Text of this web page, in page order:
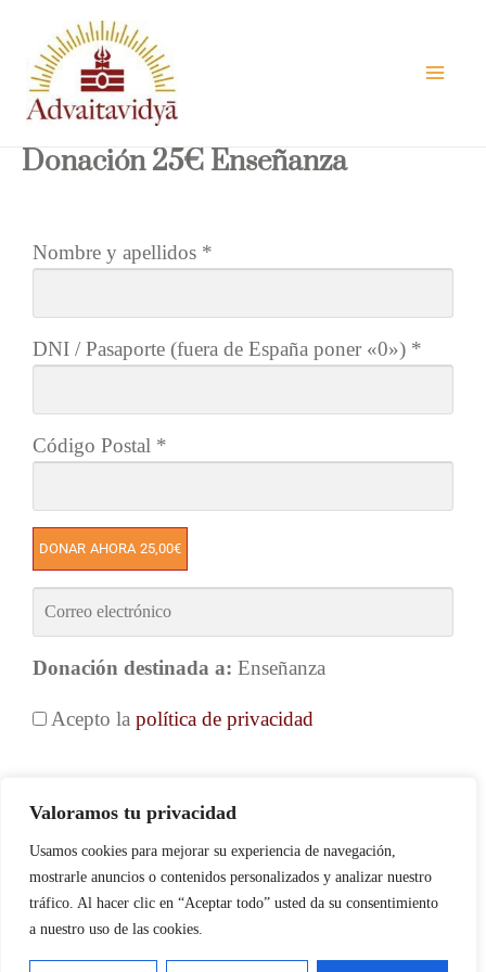
Valoramos tu privacidad
Usamos cookies para mejorar su experiencia de navegación,
mostrarle anuncios o contenidos personalizados y analizar nuestro
tráfico. Al hacer clic en “Aceptar todo” usted da su consentimiento
a nuestro uso de las cookies.
contenido
Donación 25€ Enseñanza
Nombre y apellidos *
DNI / Pasaporte (fuera de España poner «0») *
Código Postal *
Donación destinada a: Enseñanza
Acepto la política de privacidad